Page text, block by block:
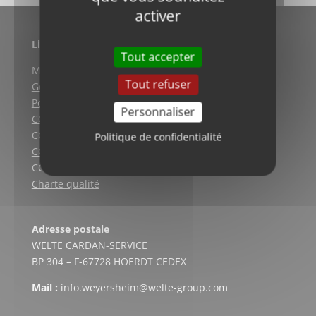
activer
Tout accepter
Tout refuser
Personnaliser
Politique de confidentialité
Liens utiles
Mentions légales
Gestion des cookies
Politique de confidentialité
CGV (Weyersheim)
CGV (Strasbourg)
CGV (Lyon)
CGV vente en ligne
Charte qualité
Adresse postale
WELTE CARDAN-SERVICE
BP 304 – F-67728 HOERDT CEDEX
Mail : info.weyersheim@welte-group.com